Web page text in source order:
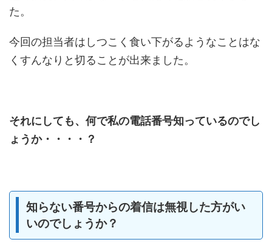
た。
今回の担当者はしつこく食い下がるようなことはな
くすんなりと切ることが出来ました。
それにしても、何で私の電話番号知っているのでし
ょうか・・・・？
知らない番号からの着信は無視した方がい
いのでしょうか？